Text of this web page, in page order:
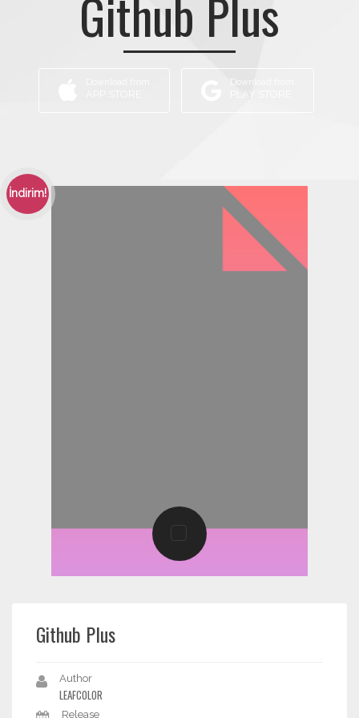
Github Plus
Download from
PLAY STORE
İndirim!
Github Plus
Author
LEAFCOLOR
Release